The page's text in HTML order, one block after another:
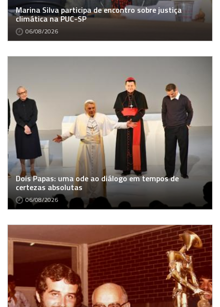
Marina Silva participa de encontro sobre justiça
climática na PUC-SP
06/08/2026
Dois Papas: uma ode ao diálogo em tempos de
certezas absolutas
06/08/2026